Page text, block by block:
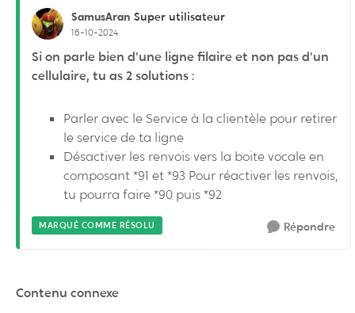
SamusAran Super utilisateur
16-10-2024
Si on parle bien d'une ligne filaire et non pas d'un
cellulaire, tu as 2 solutions :
Parler avec le Service à la clientèle pour retirer
le service de ta ligne
Désactiver les renvois vers la boite vocale en
composant *91 et *93 Pour réactiver les renvois,
tu pourra faire *90 puis *92
MARQUÉ COMME RÉSOLU Répondre
Contenu connexe